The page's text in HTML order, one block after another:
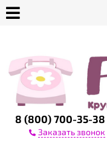
магазине
Доставка
8 (800) 700-35-38
Заказать звонок